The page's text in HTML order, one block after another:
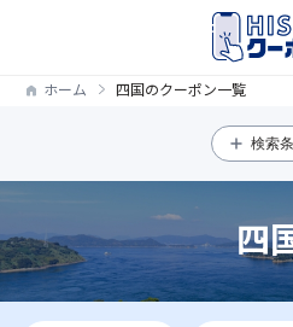
ホーム 四国のクーポン一覧
検索
四